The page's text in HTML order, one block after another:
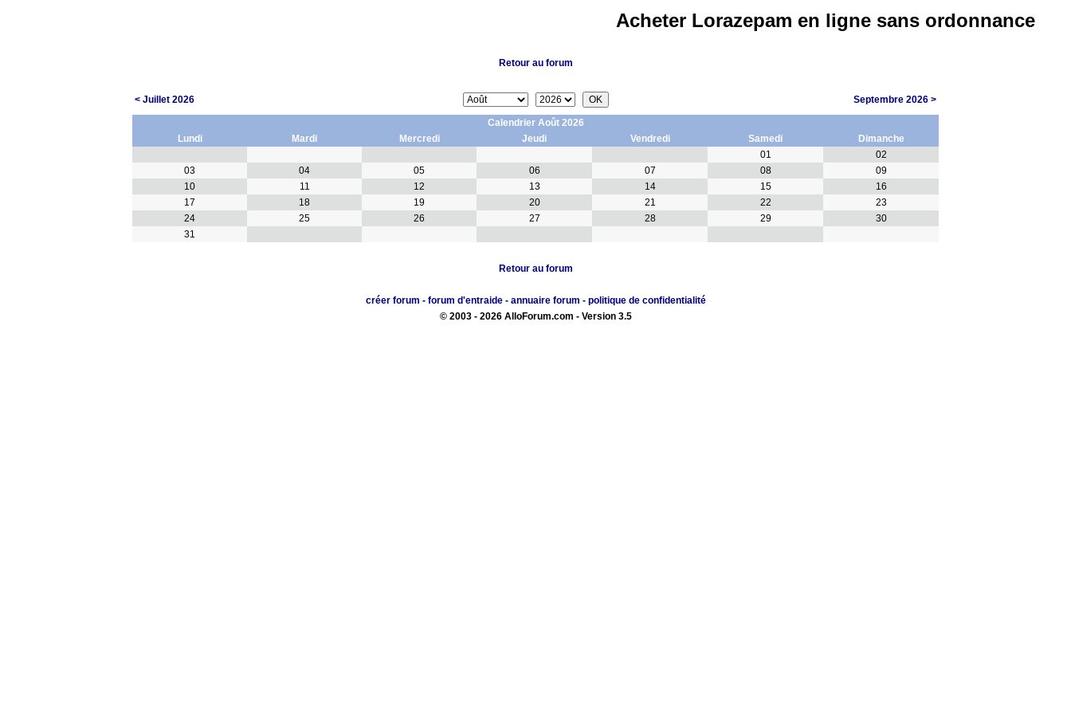
Acheter Lorazepam en ligne sans ordonnance
Retour au forum
< Juillet 2026 Septembre 2026 >
Calendrier Août 2026
Lundi
Mardi Mercredi Jeudi Vendredi Samedi
Dimanche
01
02
03
04 05 06 07 08
09
10
11 12 13 14 15
16
17
18 19 20 21 22
23
24
25 26 27 28 29
30
31
Retour au forum
créer forum - forum d'entraide- annuaire forum - politique de confidentialité
© 2003 - 2026 AlloForum.com - Version 3.5